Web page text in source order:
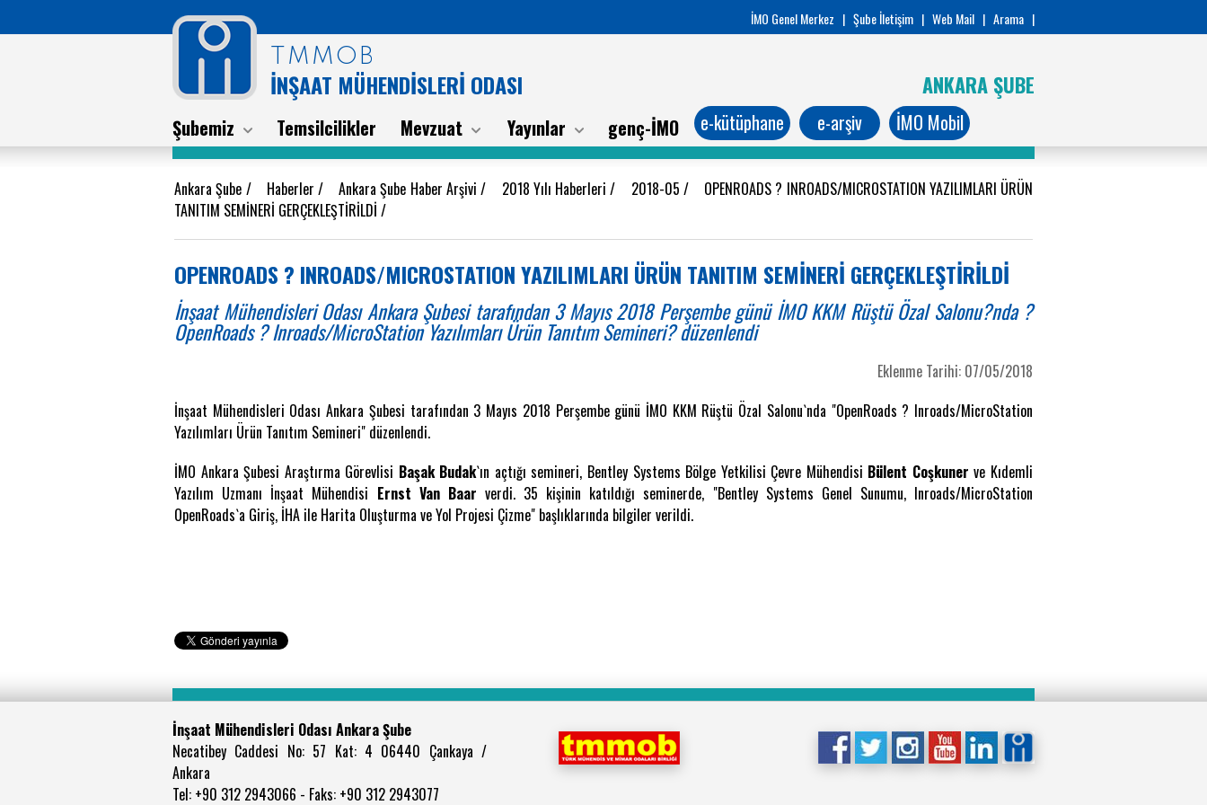
İMO Genel Merkez | Şube İletişim | Web Mail | Arama |
TMMOB
İNŞAAT MÜHENDİSLERİ ODASI ANKARA ŞUBE
Şubemiz Temsilcilikler Mevzuat Yayınlar genç-İMO e-kütüphane e-arşiv İMO Mobil
Ankara Şube / Haberler/Ankara Şube Haber Arşivi/ 2018 Yılı Haberleri/ 2018-05 / OPENROADS ? INROADS/MICROSTATION YAZILIMLARI ÜRÜN
TANITIM SEMİNERİ GERÇEKLEŞTİRİLDİ /
OPENROADS ? INROADS/MICROSTATION YAZILIMLARI ÜRÜN TANITIM SEMİNERİ GERÇEKLEŞTİRİLDİ
İnşaat Mühendisleri Odası Ankara Şubesi tarafından 3 Mayıs 2018 Perşembe günü İMO KKM Rüştü Özal Salonu?nda ?
OpenRoads ? Inroads/MicroStation Yazılımları Ürün Tanıtım Semineri? düzenlendi
Eklenme Tarihi: 07/05/2018
İnşaat Mühendisleri Odası Ankara Şubesi tarafından 3 Mayıs 2018 Perşembe günü İMO KKM Rüştü Özal Salonu`nda "OpenRoads ? Inroads/MicroStation
Yazılımları Ürün Tanıtım Semineri" düzenlendi.
İMO Ankara Şubesi Araştırma Görevlisi Başak Budak`ın açtığı semineri, Bentley Systems Bölge Yetkilisi Çevre Mühendisi Bülent Coşkuner ve Kıdemli
Yazılım Uzmanı İnşaat Mühendisi Ernst Van Baar verdi. 35 kişinin katıldığı seminerde, "Bentley Systems Genel Sunumu, Inroads/MicroStation
OpenRoads`a Giriş, İHA ile Harita Oluşturma ve Yol Projesi Çizme" başlıklarında bilgiler verildi.
İnşaat Mühendisleri Odası Ankara Şube
Necatibey Caddesi No: 57 Kat: 4 06440 Çankaya /
Ankara
Tel: +90 312 2943066 - Faks: +90 312 2943077